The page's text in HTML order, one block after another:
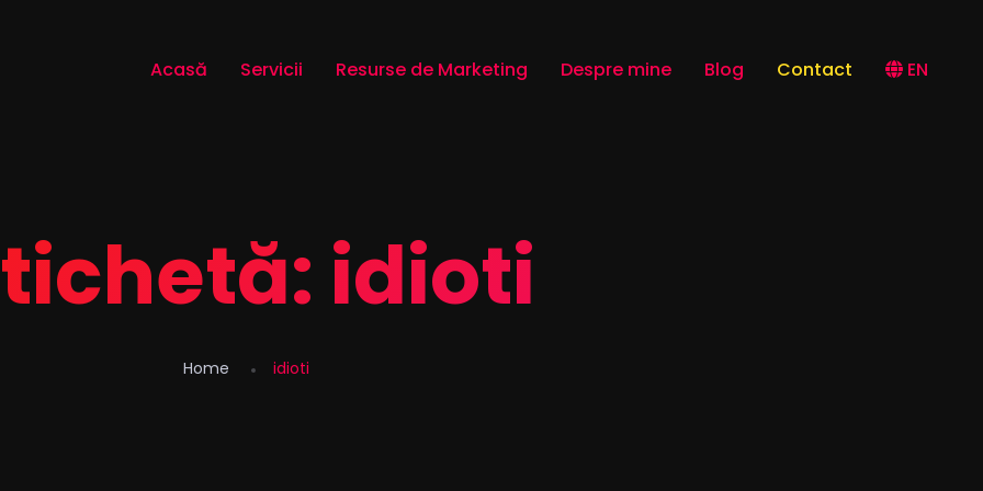
Acasă Servicii Resurse de Marketing Despre mine Blog Contact EN
idioti
Home idioti